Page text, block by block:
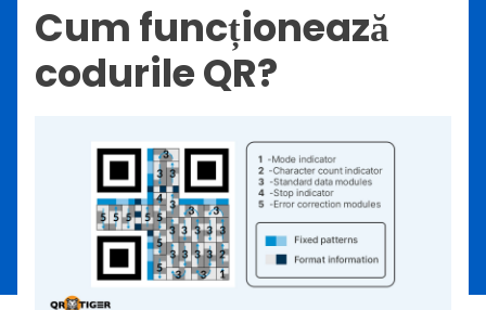
Cum funcționează
codurile QR?